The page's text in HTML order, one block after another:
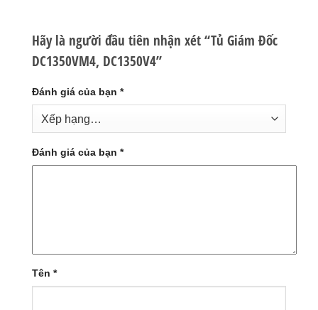
Hãy là người đầu tiên nhận xét “Tủ Giám Đốc
DC1350VM4, DC1350V4”
Đánh giá của bạn *
Đánh giá của bạn *
Tên *